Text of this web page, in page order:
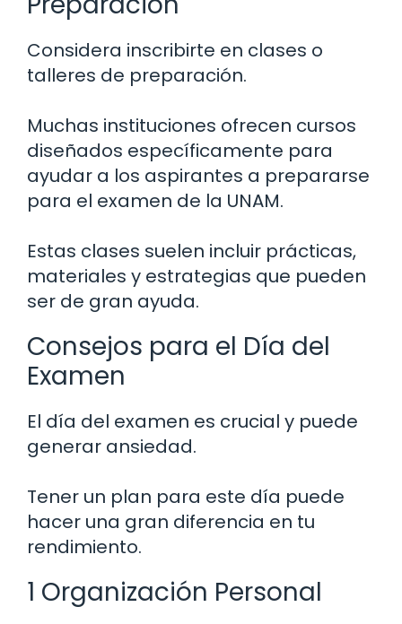
Considera inscribirte en clases o
talleres de preparación.
Muchas instituciones ofrecen cursos
diseñados específicamente para
ayudar a los aspirantes a prepararse
para el examen de la UNAM.
Estas clases suelen incluir prácticas,
materiales y estrategias que pueden
ser de gran ayuda.
Consejos para el Día del
Examen
El día del examen es crucial y puede
generar ansiedad.
Tener un plan para este día puede
hacer una gran diferencia en tu
rendimiento.
1 Organización Personal